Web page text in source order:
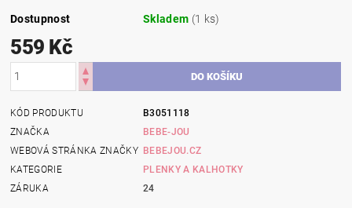
Dostupnost Skladem (1 ks)
559 Kč
KÓD PRODUKTU
B3051118
ZNAČKA
BEBE-JOU
WEBOVÁ STRÁNKA ZNAČKY BEBEJOU.CZ
KATEGORIE
PLENKY A KALHOTKY
ZÁRUKA
24